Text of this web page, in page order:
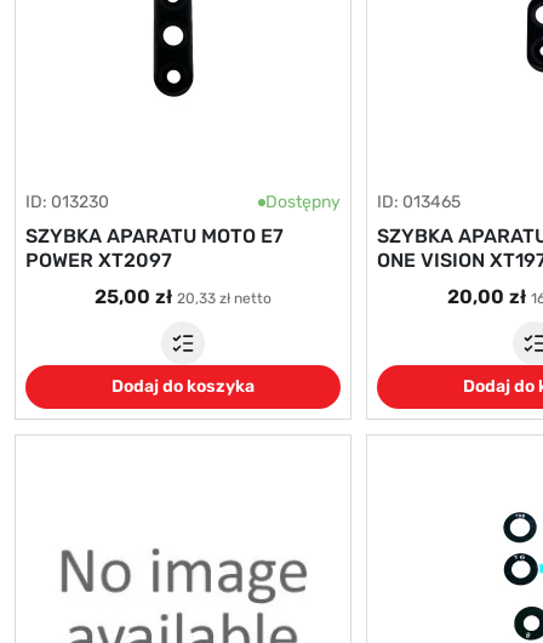
ID: 013230 Dostępny
SZYBKA APARATU MOTO E7
POWER XT2097
25,00 zł 20,33 zł netto
Dodaj do koszyka
ID: 013465
SZYBKA
ONE VISION
20,00 zł
Dodaj do